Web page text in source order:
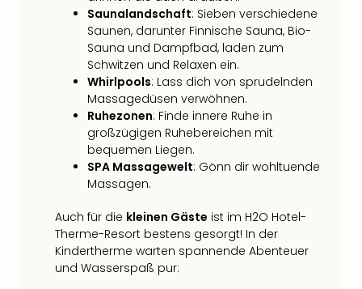
Saunalandschaft: Sieben verschiedene
Saunen, darunter Finnische Sauna, Bio-
Sauna und Dampfbad, laden zum
Schwitzen und Relaxen ein.
Whirlpools: Lass dich von sprudelnden
Massagedüsen verwöhnen.
Ruhezonen: Finde innere Ruhe in
großzügigen Ruhebereichen mit
bequemen Liegen.
SPA Massagewelt: Gönn dir wohltuende
Massagen.
Auch für die kleinen Gäste ist im H2O Hotel-
Therme-Resort bestens gesorgt! In der
Kindertherme warten spannende Abenteuer
und Wasserspaß pur: